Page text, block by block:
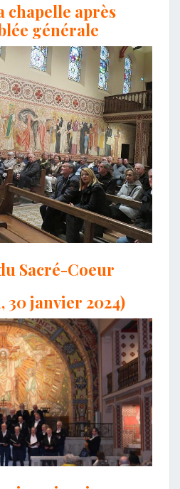
chapelle après
générale
Sacré-Coeur
30 janvier 2024)